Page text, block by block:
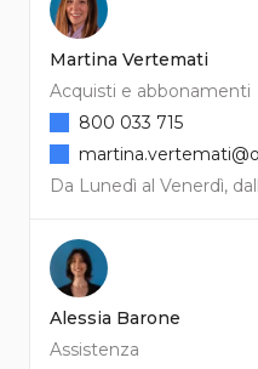
Martina Vertemati
Acquisti e abbonamenti
Da Lunedì al Venerdì,
800 033 715
Alessia Barone
Assistenza